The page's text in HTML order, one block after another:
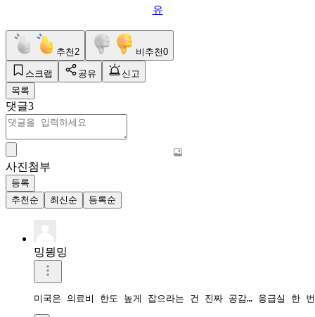
유
추천2 비추천0
스크랩 공유
신고
목록
댓글3
사진첨부
등록
추천순
최신순 등록순
밍믱밍
미국은 의료비 한도 높게 잡으라는 건 진짜 공감… 응급실 한